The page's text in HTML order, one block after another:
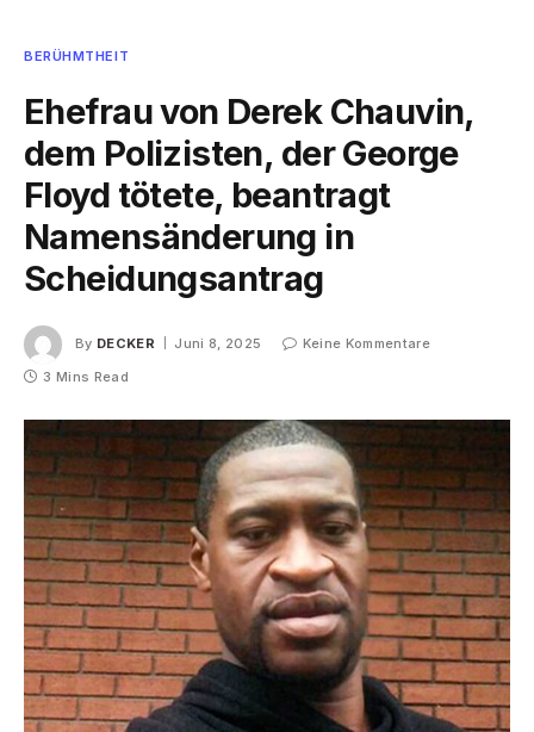
BERÜHMTHEIT
Ehefrau von Derek Chauvin,
dem Polizisten, der George
Floyd tötete, beantragt
Namensänderung in
Scheidungsantrag
By DECKER Juni 8, 2025
Keine Kommentare
3 Mins Read